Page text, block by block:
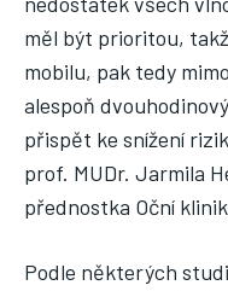
měl být prioritou,
mobilu, pak tedy
alespoň
přispět ke snížení
prof. MUDr. Jarmila
přednostka Oční
Podle některých